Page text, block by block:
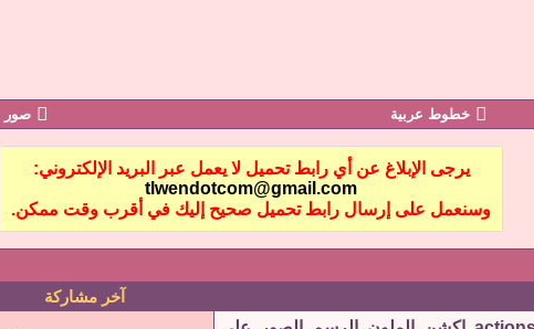
خطوط عربية صور
يرجى الإبلاغ عن أي رابط تحميل لا يعمل عبر البريد الإلكتروني:
tlwendotcom@gmail.com
وسنعمل على إرسال رابط تحميل صحيح إليك في أقرب وقت ممكن.
آخر مشاركة